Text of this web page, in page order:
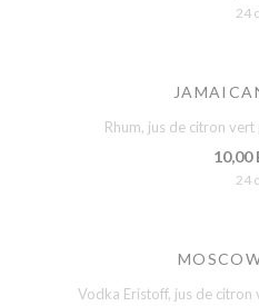
24
Rhum, jus de citron
10,00
24
Vodka Eristoff, jus de citron